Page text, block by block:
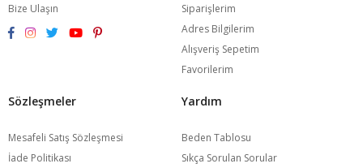
Bize Ulaşın
Siparişlerim
Adres Bilgilerim
Alışveriş Sepetim
Favorilerim
Sözleşmeler
Mesafeli Satış Sözleşmesi
İade Politikası
Yardım
Beden Tablosu
Sıkça Sorulan Sorular